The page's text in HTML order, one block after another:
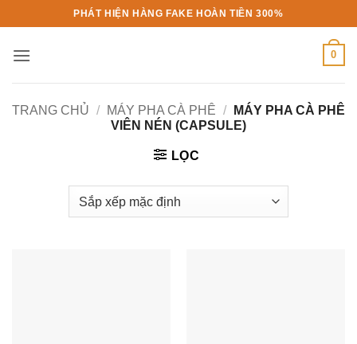
qua
nội
PHÁT HIỆN HÀNG FAKE HOÀN TIỀN 300%
0
TRANG CHỦ / MÁY PHA CÀ PHÊ /
MÁY PHA CÀ PHÊ
VIÊN NÉN (CAPSULE)
LỌC